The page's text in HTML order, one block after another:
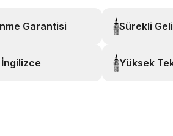
Garantisi Sürekli
Yüksek